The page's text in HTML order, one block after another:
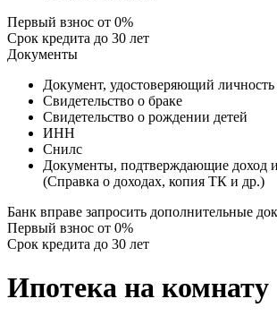
Первый взнос от 0%
Срок кредита до 30 лет
Документы
Документ, удостоверяющий личность
Свидетельство о браке
Свидетельство о рождении детей
ИНН
Снилс
Документы, подтверждающие доход и
(Справка о доходах, копия ТК и др.)
Банк вправе запросить дополнительные
Первый взнос от 0%
Срок кредита до 30 лет
Ипотека на комнату